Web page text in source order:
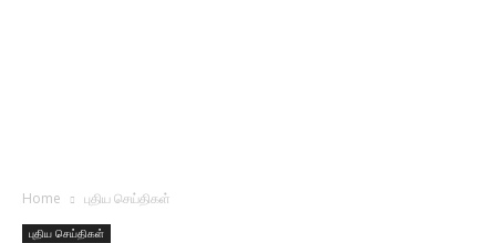
Home புதிய செய்திகள்
புதிய செய்திகள்